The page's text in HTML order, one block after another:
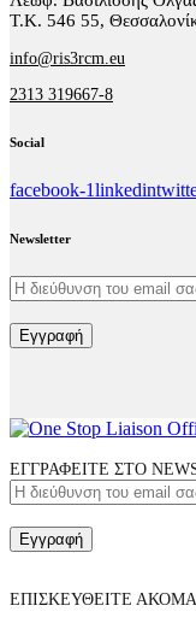
Τ.Κ. 546 55,
info@ris3rcm.eu
2313 319667-8
Social
facebook-1linkedin
Newsletter
Εγγραφή
ΕΓΓΡΑΦΕΙΤΕ ΣΤΟ
Εγγραφή
ΕΠΙΣΚΕΥΘΕΙΤΕ ΑΚΟΜΑ